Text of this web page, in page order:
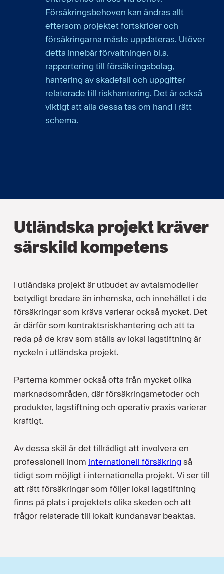
Försäkringsbehoven kan ändras allt
eftersom projektet fortskrider och
försäkringarna måste uppdateras. Utöver
detta innebär förvaltningen bl.a.
rapportering till försäkringsbolag,
hantering av skadefall och uppgifter
relaterade till riskhantering. Det är också
viktigt att alla dessa tas om hand i rätt
schema.
Utländska projekt kräver
särskild kompetens
I utländska projekt är utbudet av avtalsmodeller
betydligt bredare än inhemska, och innehållet i de
försäkringar som krävs varierar också mycket. Det
är därför som kontraktsriskhantering och att ta
reda på de krav som ställs av lokal lagstiftning är
nyckeln i utländska projekt.
Parterna kommer också ofta från mycket olika
marknadsområden, där försäkringsmetoder och
produkter, lagstiftning och operativ praxis varierar
kraftigt.
Av dessa skäl är det tillrådligt att involvera en
professionell inom internationell försäkring så
tidigt som möjligt i internationella projekt. Vi ser till
att rätt försäkringar som följer lokal lagstiftning
finns på plats i projektets olika skeden och att
frågor relaterade till lokalt kundansvar beaktas.